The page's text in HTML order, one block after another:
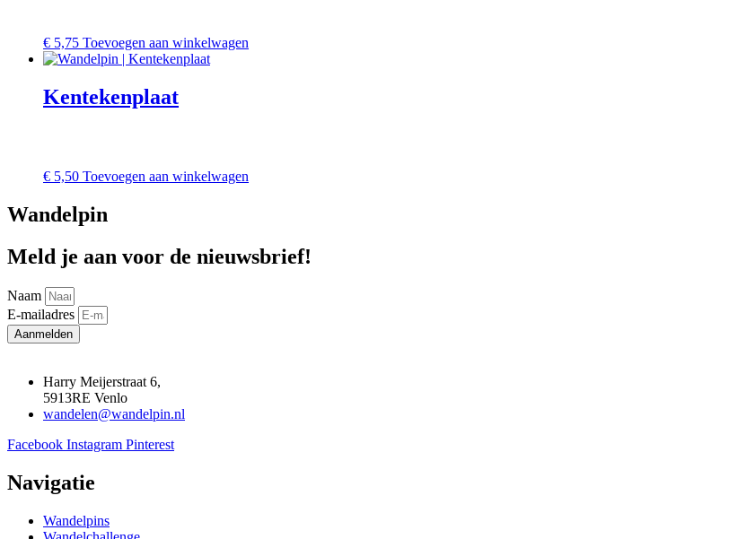
€ 5,75 Toevoegen aan winkelwagen
Kentekenplaat
€ 5,50 Toevoegen aan winkelwagen
Wandelpin
Meld je aan voor de nieuwsbrief!
Naam
E-mailadres
Aanmelden
Harry Meijerstraat 6,
5913RE Venlo
wandelen@wandelpin.nl
Facebook Instagram Pinterest
Navigatie
Wandelpins